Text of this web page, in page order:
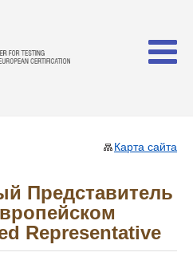
Карта сайта
Представитель
Representative